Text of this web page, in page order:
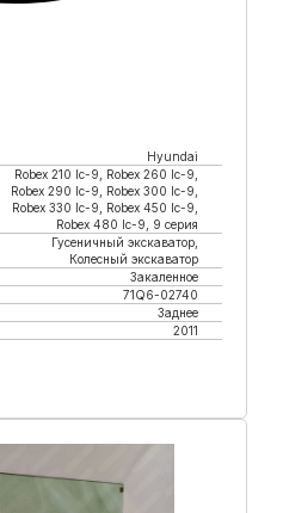
Hyundai
Robeх 210 lc-9, Robex 260 lc-9,
Robex 290 lc-9, Robex 300 lc-9,
Robex 330 lc-9, Robex 450 lc-9,
Robex 480 lc-9, 9 серия
Гусеничный экскаватор,
Колесный экскаватор
Закаленное
71Q6-02740
Заднее
2011